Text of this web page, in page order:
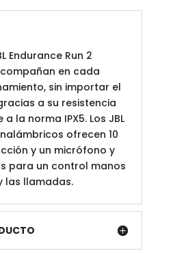
Endurance Run 2
en cada
sin importar el
a su resistencia
la norma IPX5. Los JBL
ofrecen 10
y un micrófono y
para un control manos
las llamadas.